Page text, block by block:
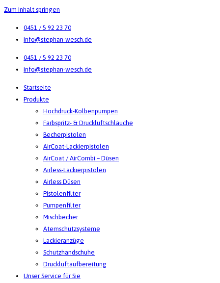
Zum Inhalt springen
0451 / 5 92 23 70
info@stephan-wesch.de
0451 / 5 92 23 70
info@stephan-wesch.de
Startseite
Produkte
Hochdruck-Kolbenpumpen
Farbspritz- & Druckluftschläuche
Becherpistolen
AirCoat-Lackierpistolen
AirCoat / AirCombi – Düsen
Airless-Lackierpistolen
Airless Düsen
Pistolenfilter
Pumpenfilter
Mischbecher
Atemschutzsysteme
Lackieranzüge
Schutzhandschuhe
Druckluftaufbereitung
Unser Service für Sie